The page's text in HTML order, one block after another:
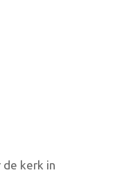
de kerk in